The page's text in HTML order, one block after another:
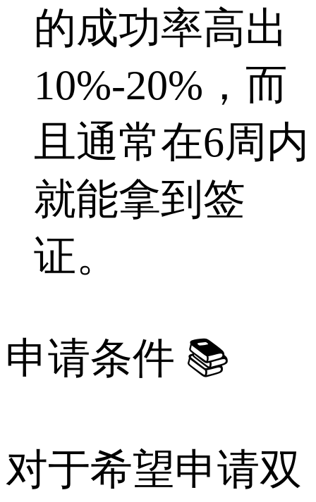
的成功率高出
10%-20%，而
且通常在6周内
就能拿到签
证。
申请条件 📚
对于希望申请双